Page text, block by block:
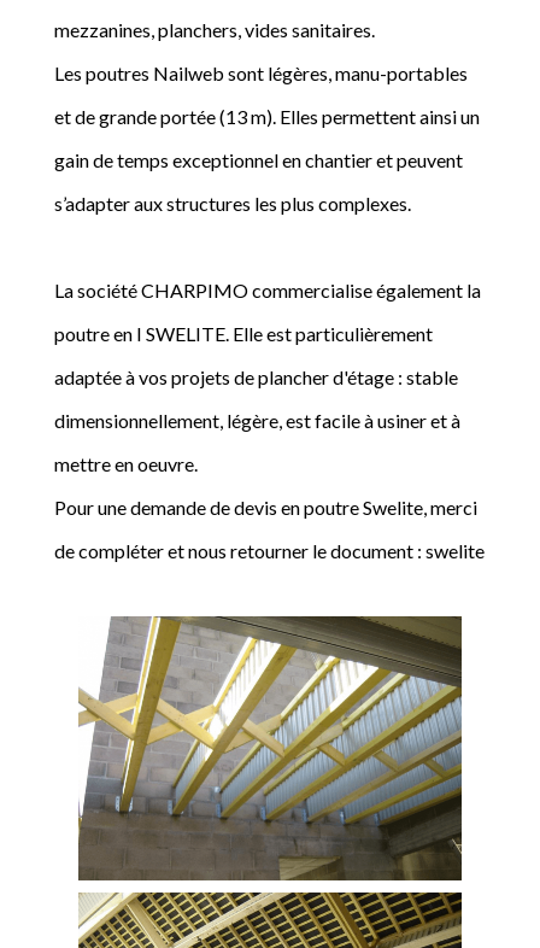
mezzanines, planchers, vides sanitaires.
Les poutres Nailweb sont légères, manu-portables
et de grande portée (13 m). Elles permettent ainsi un
gain de temps exceptionnel en chantier et peuvent
s’adapter aux structures les plus complexes.
La société CHARPIMO commercialise également la
poutre en I SWELITE. Elle est particulièrement
adaptée à vos projets de plancher d'étage : stable
dimensionnellement, légère, est facile à usiner et à
mettre en oeuvre.
Pour une demande de devis en poutre Swelite, merci
de compléter et nous retourner le document : swelite